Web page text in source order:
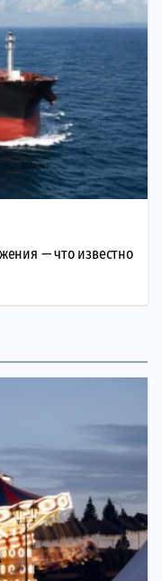
— что известно